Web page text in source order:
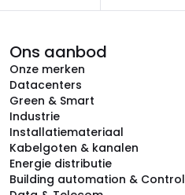
Ons aanbod
Onze merken
Datacenters
Green & Smart
Industrie
Installatiemateriaal
Kabelgoten & kanalen
Energie distributie
Building automation & Control